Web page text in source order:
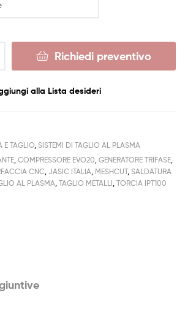
Richiedi preventivo
alla Lista desideri
E TAGLIO, SISTEMI DI TAGLIO AL PLASMA
, COMPRESSORE EVO20, GENERATORE TRIFASE,
CNC, JASIC ITALIA, MESHCUT, SALDATURA
AL PLASMA, TAGLIO METALLI, TORCIA IPT100